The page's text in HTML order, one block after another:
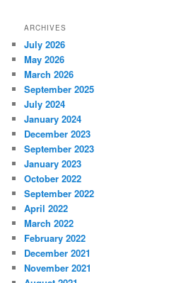
ARCHIVES
July 2026
May 2026
March 2026
September 2025
July 2024
January 2024
December 2023
September 2023
January 2023
October 2022
September 2022
April 2022
March 2022
February 2022
December 2021
November 2021